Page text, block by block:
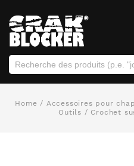
Home / Accessoires pour
Outils / Crochet